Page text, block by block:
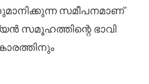
സമീപനമാണ്
സമൂഹത്തിന്റെ ഭാവി